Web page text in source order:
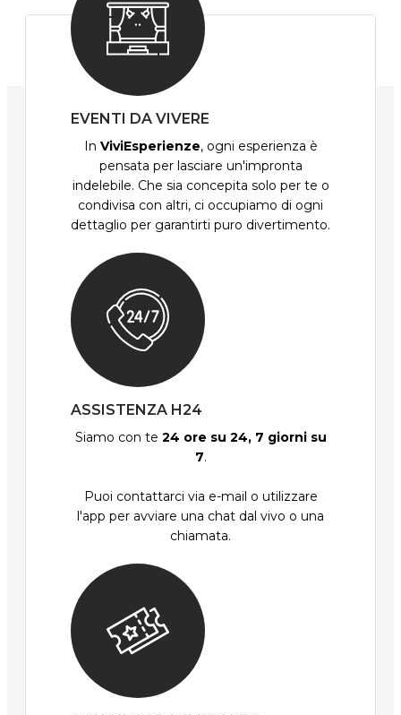
EVENTI DA VIVERE
In ViviEsperienze, ogni esperienza è
pensata per lasciare un'impronta
indelebile. Che sia concepita solo per te o
condivisa con altri, ci occupiamo di ogni
dettaglio per garantirti puro divertimento.
ASSISTENZA H24
Siamo con te 24 ore su 24, 7 giorni su
7.
Puoi contattarci via e-mail o utilizzare
l'app per avviare una chat dal vivo o una
chiamata.